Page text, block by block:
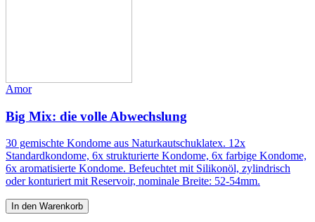
Amor
Big Mix: die volle Abwechslung
30 gemischte Kondome aus Naturkautschuklatex. 12x
Standardkondome, 6x strukturierte Kondome, 6x farbige Kondome,
6x aromatisierte Kondome. Befeuchtet mit Silikonöl, zylindrisch
oder konturiert mit Reservoir, nominale Breite: 52-54mm.
In den Warenkorb